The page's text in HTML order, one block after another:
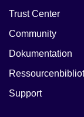
Trust Center
Community
Dokumentation
Support